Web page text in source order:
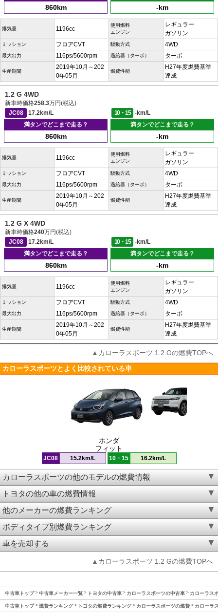
860km -km
排気量 1196cc
使用燃料
エンジン
レギュラー
ガソリン
ミッション フロアCVT 駆動方式 4WD
最大出力 116ps/5600rpm 過給器（ターボ） ターボ
生産期間
2019年10月～202
0年05月
燃費性能
H27年度燃費基準
達成
1.2 G 4WD
新車時価格258.3万円(税込)
JC08
17.2km/L 10・15
-km/L
満タンでどこまで走る？
860km
満タンでどこまで走る？
-km
排気量 1196cc
使用燃料
エンジン
レギュラー
ガソリン
ミッション フロアCVT 駆動方式 4WD
最大出力 116ps/5600rpm 過給器（ターボ） ターボ
生産期間
2019年10月～202
0年05月
燃費性能
H27年度燃費基準
達成
1.2 G X 4WD
新車時価格240万円(税込)
JC08
17.2km/L 10・15
-km/L
満タンでどこまで走る？
860km
満タンでどこまで走る？
-km
排気量 1196cc
使用燃料
エンジン
レギュラー
ガソリン
ミッション フロアCVT 駆動方式 4WD
最大出力 116ps/5600rpm 過給器（ターボ） ターボ
生産期間
2019年10月～202
0年05月
燃費性能
H27年度燃費基準
達成
▲カローラスポーツ 1.2 Gの燃費TOPへ
カローラスポーツとよく比較されている車
ホンダ
フィット
JC08 15.2km/L 10・15 16.2km/L
カローラスポーツの他のモデルの燃費情報
トヨタの他の車の燃費情報
他のメーカーの燃費ランキング
ボディタイプ別燃費ランキング
車を売却する
▲カローラスポーツ 1.2 Gの燃費TOPへ
中古車トップ 中古車メーカー一覧 トヨタの中古車 カローラスポーツの中古車 カローラス
中古車トップ 燃費ランキング トヨタの燃費ランキング カローラスポーツの燃費 カローラ